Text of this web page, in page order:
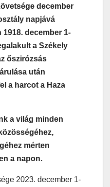
december
napjává
december 1-
a Székely
őszirózsás
után
a harcot a Haza
a világ minden
mérten
a napon.
2023. december 1-